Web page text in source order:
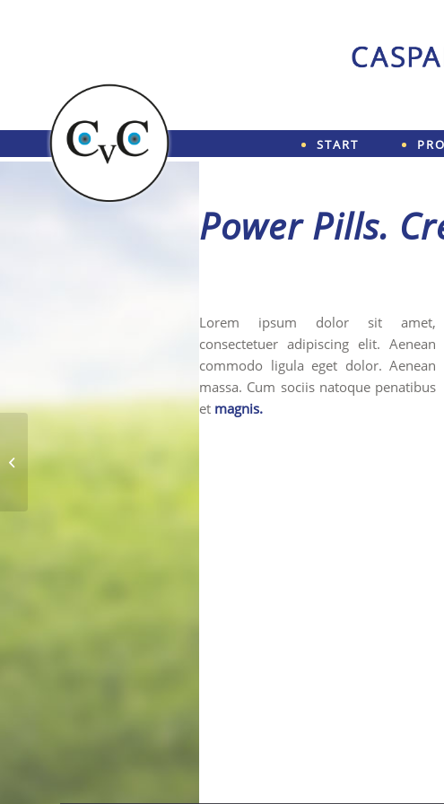
START
Power Pills.
Lorem ipsum dolor sit amet,
consectetuer adipiscing elit. Aenean
commodo ligula eget dolor. Aenean
massa. Cum sociis natoque penatibus
et magnis.